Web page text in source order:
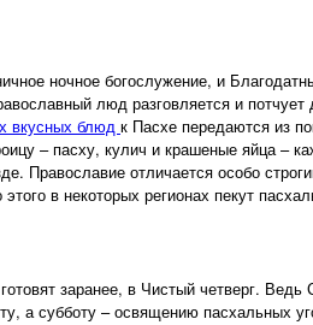
ночное богослужение, и
люд разговляется и
вкусных блюд к Пасхе передаются из
– пасху, кулич и крашеные яйца –
Православие отличается особо
в некоторых регионах пекут
заранее, в Чистый четверг.
а субботу – освящению пасхальных